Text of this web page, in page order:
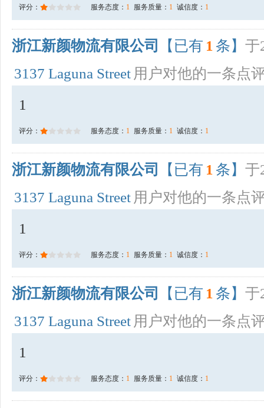
评分： 服务态度： 1 服务质量： 1 诚信度： 1
浙江新颜物流有限公司 【已有 1 条】 于
3137 Laguna Street 用户对他的一条点
1
评分： 服务态度： 1 服务质量： 1 诚信度： 1
浙江新颜物流有限公司 【已有 1 条】 于
3137 Laguna Street 用户对他的一条点
1
评分： 服务态度： 1 服务质量： 1 诚信度： 1
浙江新颜物流有限公司 【已有 1 条】 于
3137 Laguna Street 用户对他的一条点
1
评分： 服务态度： 1 服务质量： 1 诚信度： 1